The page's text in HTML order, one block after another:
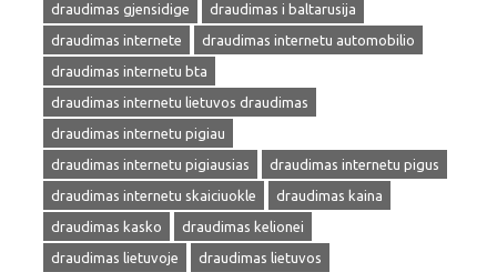
draudimas gjensidige
draudimas i baltarusija
draudimas internete
draudimas internetu automobilio
draudimas internetu bta
draudimas internetu lietuvos draudimas
draudimas internetu pigiau
draudimas internetu pigiausias
draudimas internetu pigus
draudimas internetu skaiciuokle
draudimas kaina
draudimas kasko
draudimas kelionei
draudimas lietuvoje
draudimas lietuvos